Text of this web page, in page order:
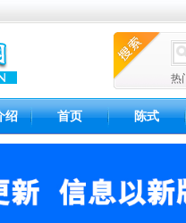
热
绍 首页 陈式